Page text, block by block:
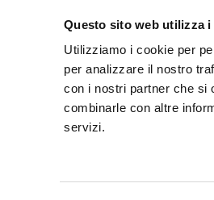
Questo sito web utilizza i
Utilizziamo i cookie per
per analizzare il nostro
con i nostri partner che si
combinarle con altre
servizi.